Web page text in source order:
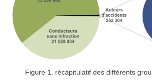
Figure 1. récapitulatif des différents